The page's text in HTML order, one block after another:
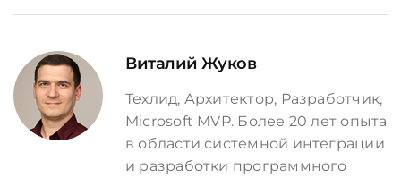
Виталий Жуков
Техлид, Архитектор, Разработчик,
Microsoft MVP. Более 20 лет опыта
в области системной интеграции
и разработки программного